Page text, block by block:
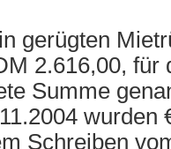
gerügten
2.616,00, für
Summe
wurden
Schreiben